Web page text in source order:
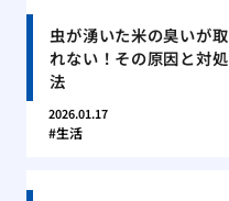
虫が湧いた米の臭いが取
れない！その原因と対処
法
2026.01.17
生活